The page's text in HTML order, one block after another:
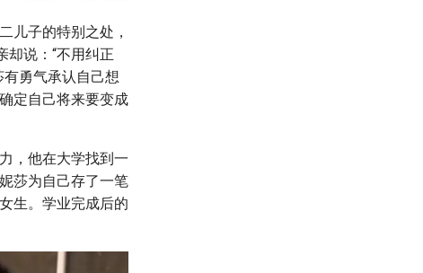
儿子的特别之处，
却说：“不用纠正
勇气承认自己想
定自己将来要变成
，他在大学找到一
莎为自己存了一笔
生。学业完成后的